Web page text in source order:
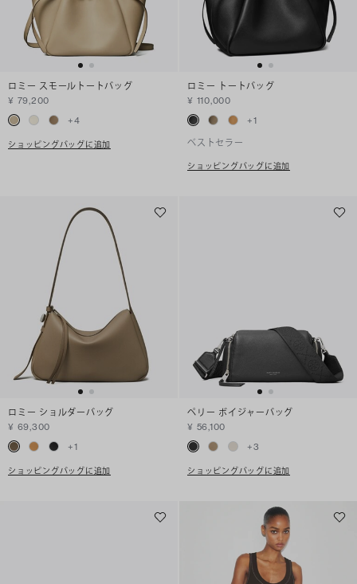
ロミー スモールトートバッグ
¥ 79,200
+4
ショッピングバッグに追加
ロミー トートバッグ
¥ 110,000
+1
ベストセラー
ショッピングバッグに追加
ロミー ショルダーバッグ
¥ 69,300
+1
ショッピングバッグに追加
ペリー ボイジャーバッグ
¥ 56,100
+3
ショッピングバッグに追加